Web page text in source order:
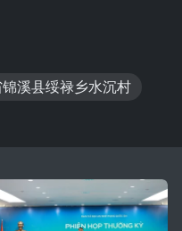
溪县绥禄乡水沉村